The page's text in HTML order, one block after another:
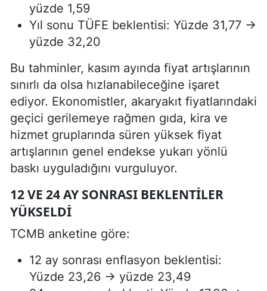
yüzde 1,59
Yıl sonu TÜFE beklentisi: Yüzde 31,77 →
yüzde 32,20
Bu tahminler, kasım ayında fiyat artışlarının
sınırlı da olsa hızlanabileceğine işaret
ediyor. Ekonomistler, akaryakıt fiyatlarındaki
geçici gerilemeye rağmen gıda, kira ve
hizmet gruplarında süren yüksek fiyat
artışlarının genel endekse yukarı yönlü
baskı uyguladığını vurguluyor.
12 VE 24 AY SONRASI BEKLENTILER
YÜKSELDI
TCMB anketine göre:
12 ay sonrası enflasyon beklentisi:
Yüzde 23,26 → yüzde 23,49